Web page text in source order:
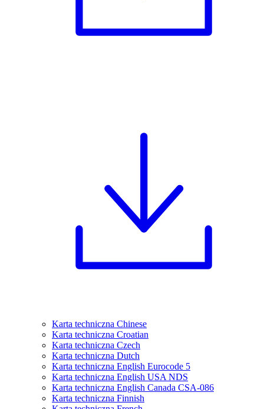
Karta techniczna Chinese
Karta techniczna Croatian
Karta techniczna Czech
Karta techniczna Dutch
Karta techniczna English Eurocode 5
Karta techniczna English USA NDS
Karta techniczna English Canada CSA-086
Karta techniczna Finnish